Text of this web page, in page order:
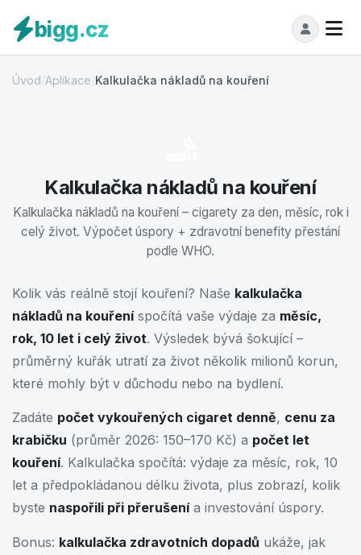
bigg.cz
Úvod Aplikace Kalkulačka nákladů na kouření
Kalkulačka nákladů na kouření
Kalkulačka nákladů na kouření – cigarety za den, měsíc, rok i
celý život. Výpočet úspory + zdravotní benefity přestání
podle WHO.
Kolik vás reálně stojí kouření? Naše kalkulačka
nákladů na kouřeníspočítá vaše výdaje za měsíc,
rok, 10 let i celý život. Výsledek bývá šokující –
průměrný kuřák utratí za život několik milionů korun,
které mohly být v důchodu nebo na bydlení.
Zadáte počet vykouřených cigaret denně, cenu za
krabičku (průměr 2026: 150–170 Kč) a počet let
kouření. Kalkulačka spočítá: výdaje za měsíc, rok, 10
let a předpokládanou délku života, plus zobrazí, kolik
byste naspořili při přerušenía investování úspory.
Bonus: kalkulačka zdravotních dopadů ukáže, jak